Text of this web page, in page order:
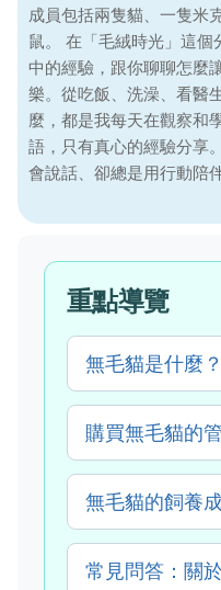
成員包括兩隻貓、一隻米
鼠。 在「毛絨時光」這
中的經驗，跟你聊聊怎麼
樂。從吃飯、洗澡、看醫
麼，都是我每天在觀察和
語，只有真心的經驗分享
會說話、卻總是用行動陪
重點導覽
無毛貓是什麼
購買無毛貓的
無毛貓的飼養
常見問答：關